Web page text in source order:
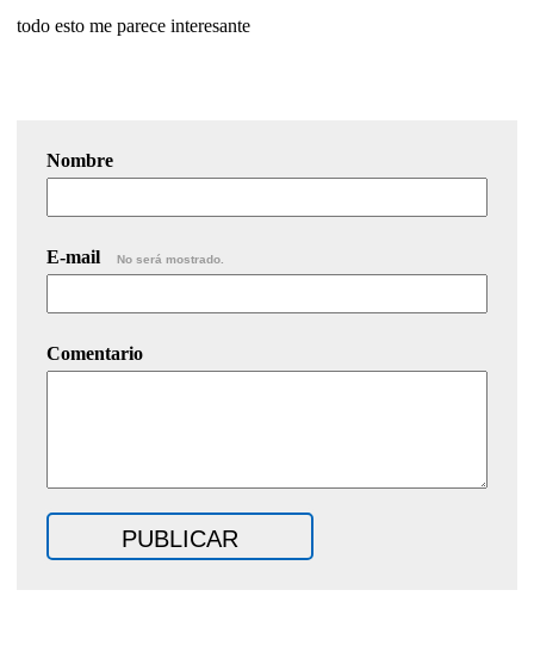
todo esto me parece interesante
Nombre
E-mail No será mostrado.
Comentario